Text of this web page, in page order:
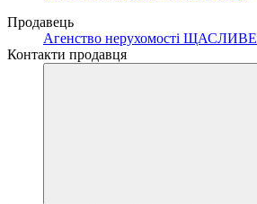
Продавець
Агенство нерухомості ЩАСЛИВЕ
Контакти продавця